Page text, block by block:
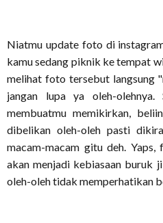
Niatmu update foto di
kamu sedang piknik ke tempat
melihat foto tersebut langsung
jangan lupa ya oleh-
membuatmu memikirkan,
dibelikan oleh-oleh pasti
macam-macam gitu deh. Yaps,
akan menjadi kebiasaan buruk
oleh-oleh tidak memperhatikan